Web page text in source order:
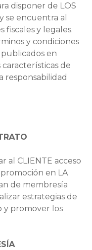
disponer de LOS
se encuentra al
fiscales y legales.
y condiciones
publicados en
características de
responsabilidad
al CLIENTE acceso
en LA
de membresía
estrategias de
y promover los